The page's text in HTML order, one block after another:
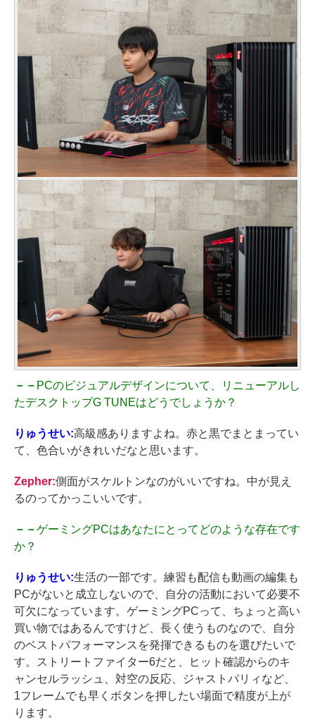
－－ PCのビジュアルデザインについて、リニューアルし
たデスクトップG TUNEはどうでしょうか？
りゅうせい:高級感ありますよね。赤と黒でまとまってい
て、色合いがきれいだなと思います。
Zepher:側面がスケルトンなのがいいですね。中が見え
るのってかっこいいです。
－－ゲーミングPCはあなたにとってどのような存在です
か？
りゅうせい:生活の一部です。練習も配信も動画の編集も
PCがないと成立しないので、自分の活動において必要不
可欠になっています。ゲーミングPCって、ちょっと高い
買い物ではあるんですけど、長く使うものなので、自分
のベストパフォーマンスを発揮できるものを選びたいで
す。ストリートファイター6だと、ヒット確認からのキ
ャンセルラッシュ、対空の反応、ジャストパリィなど、
1フレームでも早くボタンを押したい場面で精度が上が
ります。